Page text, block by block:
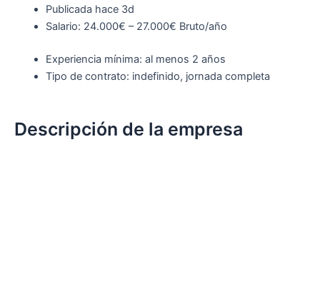
Publicada hace 3d
Salario: 24.000€ – 27.000€ Bruto/año
Experiencia mínima: al menos 2 años
Tipo de contrato: indefinido, jornada completa
Descripción de la empresa